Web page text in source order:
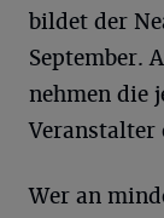
bildet der
September.
nehmen die
Veranstalter
Wer an